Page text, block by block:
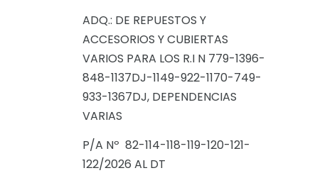
ADQ.: DE REPUESTOS Y
ACCESORIOS Y CUBIERTAS
VARIOS PARA LOS R.I N 779-1396-
848-1137DJ-1149-922-1170-749-
933-1367DJ, DEPENDENCIAS
VARIAS
P/A Nº 82-114-118-119-120-121-
122/2026 AL DT